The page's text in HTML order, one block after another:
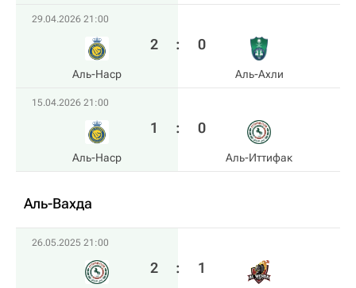
29.04.2026 21:00
Аль-Наср
2 : 0
Аль-Ахли
15.04.2026 21:00
Аль-Наср
1 : 0
Аль-Иттифак
Аль-Вахда
26.05.2025 21:00
2 : 1